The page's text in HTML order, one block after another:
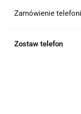
Zamówienie
Zostaw telefon